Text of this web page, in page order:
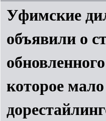
Уфимские
объявили о
которое